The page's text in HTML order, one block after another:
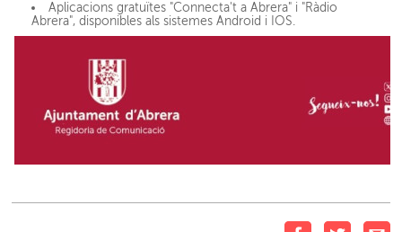
Aplicacions gratuïtes "Connecta't a Abrera" i "Ràdio
Abrera", disponibles als sistemes Android i IOS.